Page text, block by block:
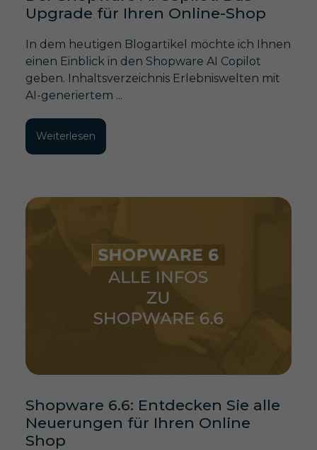
Upgrade für Ihren Online-Shop
In dem heutigen Blogartikel möchte ich Ihnen
einen Einblick in den Shopware AI Copilot
geben. Inhaltsverzeichnis Erlebniswelten mit
AI-generiertem ...
Weiterlesen
Shopware 6.6: Entdecken Sie alle
Neuerungen für Ihren Online
Shop